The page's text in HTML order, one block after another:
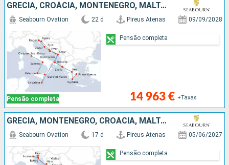
GRÉCIA, CROÁCIA, MONTENEGRO, MALTA, ITÁLIA
Pensão completa
Seabourn Ovation 22 d Pireus Atenas 09/09/2028
14 963 € +Taxas
Pensão completa
GRÉCIA, MONTENEGRO, CROÁCIA, MALTA, ITÁLIA
Seabourn Ovation 17 d Pireus Atenas 05/06/2027
Pensão completa